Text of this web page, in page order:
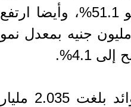
جنيه خلال الربع الأول من عام 2022 بنسبة نمو 51.1%، وأيضا ارتفع
صافي الربح بعد خصم حقوق الأقلية ليبلغ 761 مليون جنيه بمعدل نمو
كذلك حقق بنك التعمير والإسكان، إيرادات فوائد بلغت 2.035 مليار